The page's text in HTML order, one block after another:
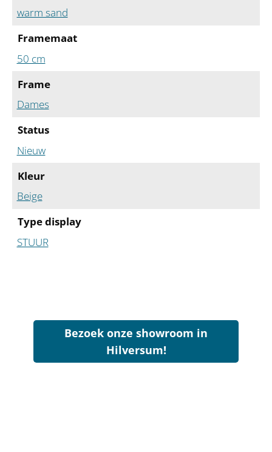
warm sand
Framemaat
50 cm
Frame
Dames
Status
Nieuw
Kleur
Beige
Type display
STUUR
Bezoek onze showroom in
Hilversum!